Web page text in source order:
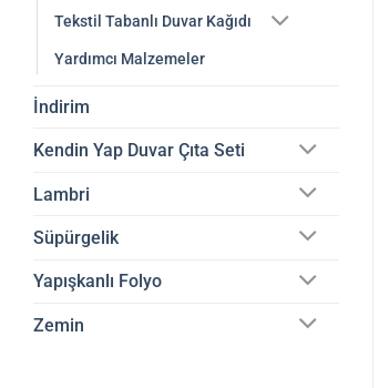
Tekstil Tabanlı Duvar Kağıdı
Yardımcı Malzemeler
İndirim
Kendin Yap Duvar Çıta Seti
Lambri
Süpürgelik
Yapışkanlı Folyo
Zemin